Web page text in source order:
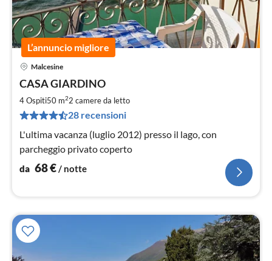
L’annuncio migliore
Malcesine
CASA GIARDINO
4 Ospiti50 m22 camere da letto
28 recensioni
L'ultima vacanza (luglio 2012) presso il lago, con
parcheggio privato coperto
da 68€/ notte